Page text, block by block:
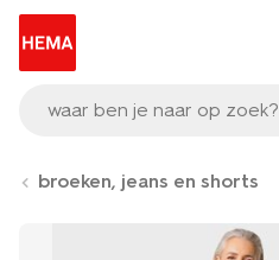
waar ben je naar op zoek?
broeken, jeans en shorts